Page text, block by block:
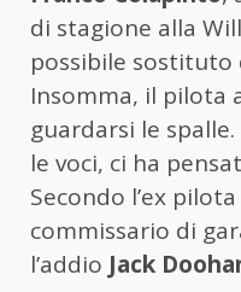
di stagione alla
possibile sostituto
Insomma, il pilota
guardarsi le
le voci, ci ha
Secondo l’ex
commissario di
l’addio Jack